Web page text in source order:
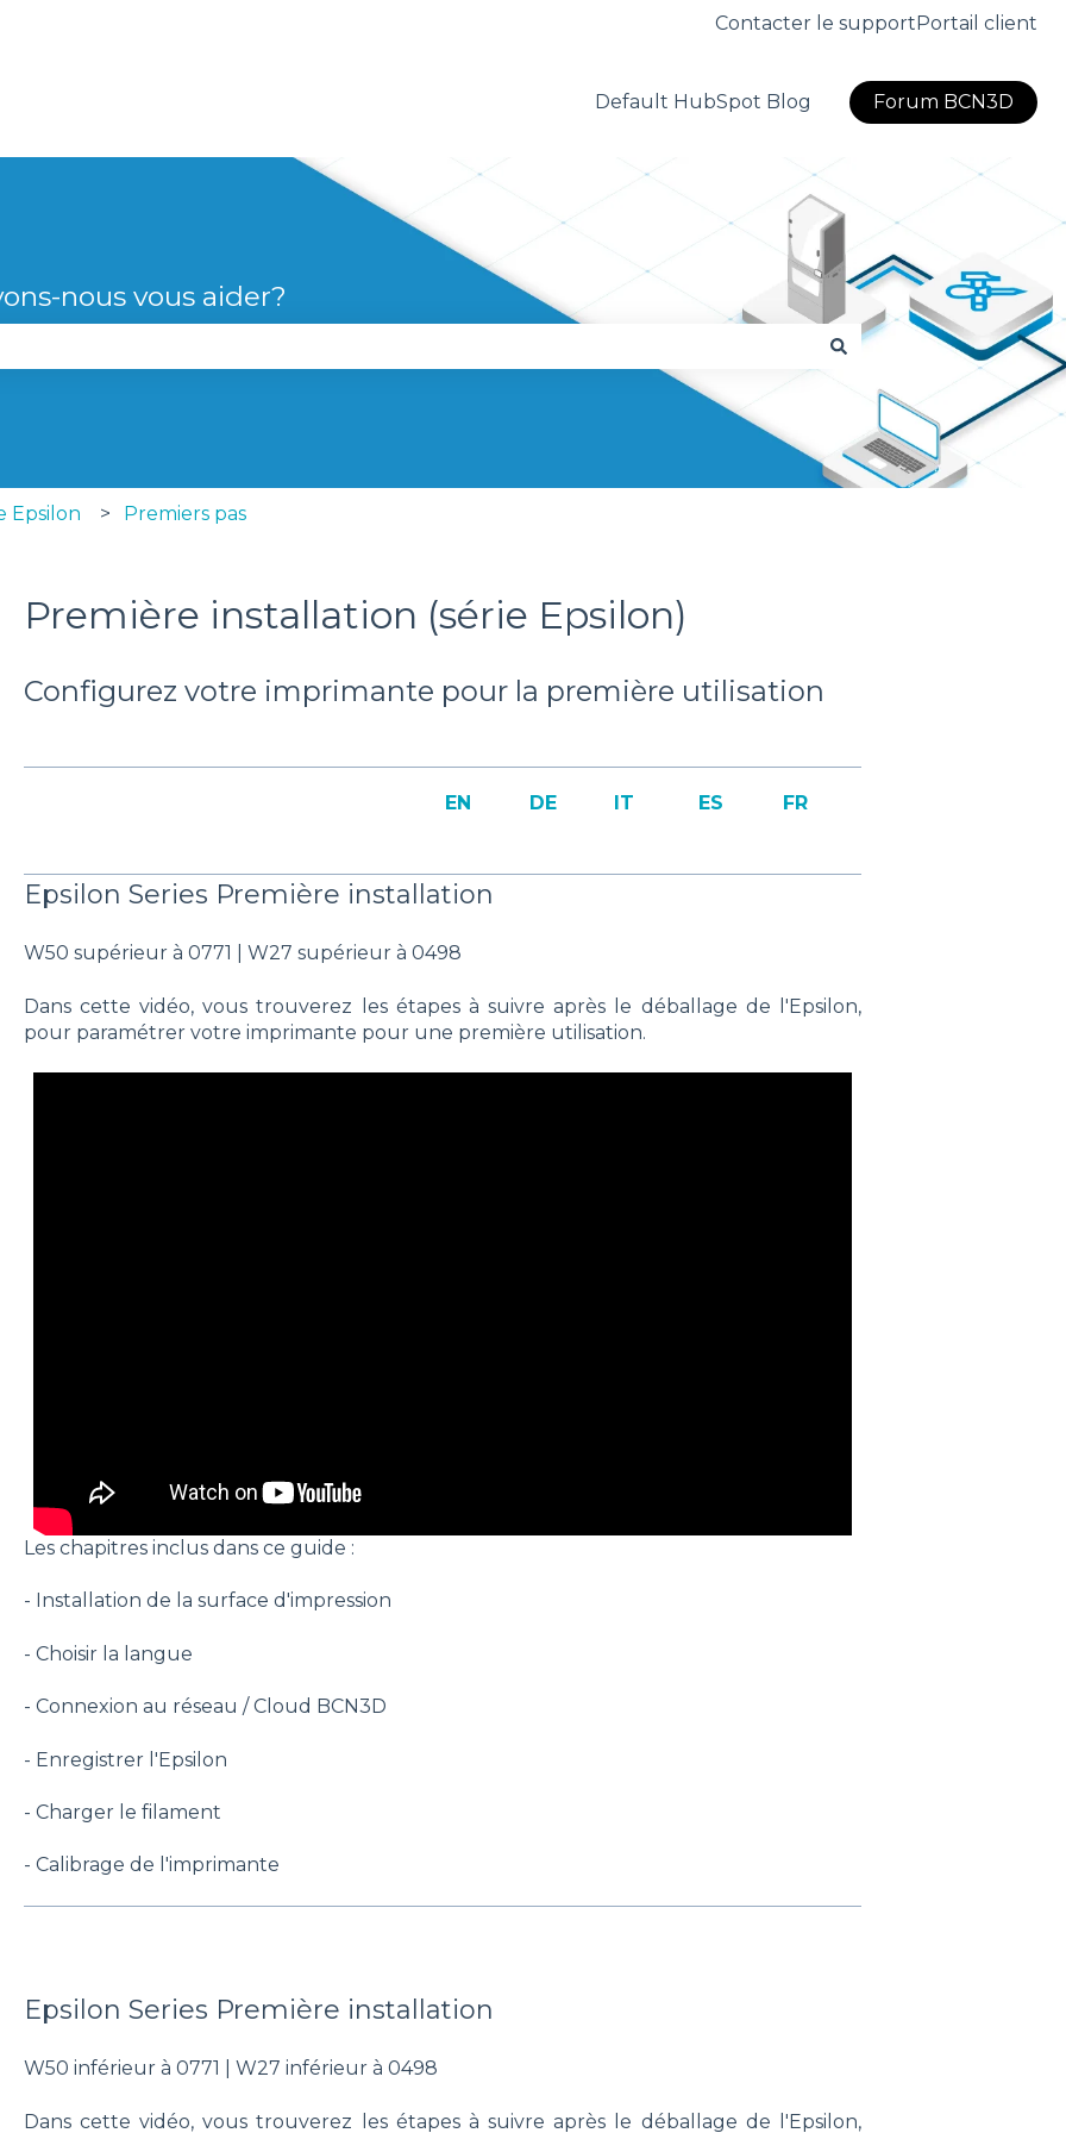
Contacter le supportPortail client
Default HubSpot Blog Forum BCN3D
nous vous aider?
champ de recherche est vide.
Epsilon Premiers pas
Première installation (série Epsilon)
Configurez votre imprimante pour la première utilisation
EN DE IT ES FR
Epsilon Series Première installation
W50 supérieur à 0771 | W27 supérieur à 0498
Dans cette vidéo, vous trouverez les étapes à suivre après le déballage de l'Epsilon,
pour paramétrer votre imprimante pour une première utilisation.
Les chapitres inclus dans ce guide :
- Installation de la surface d'impression
- Choisir la langue
- Connexion au réseau / Cloud BCN3D
- Enregistrer l'Epsilon
- Charger le filament
- Calibrage de l'imprimante
Epsilon Series Première installation
W50 inférieur à 0771 | W27 inférieur à 0498
Dans cette vidéo, vous trouverez les étapes à suivre après le déballage de l'Epsilon,